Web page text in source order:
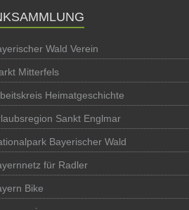
Wald Verein
Mitterfels
Heimatgeschichte
Sankt Englmar
Bayerischer Wald
für Radler
Bike